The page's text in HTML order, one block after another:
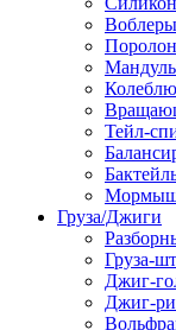
Воблеры
Тейл-
Груза/Джиги
Груза-
Джиг-
Джиг-